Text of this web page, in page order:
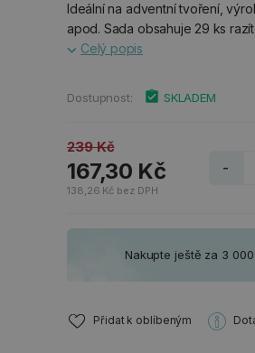
Ideální na adventní tvoření,
apod. Sada obsahuje 29 ks
Celý popis
Dostupnost: SKLADEM
239 Kč
167,30 Kč
138,26 Kč bez DPH
-
Nakupte ještě za 3
Přidat k oblíbeným